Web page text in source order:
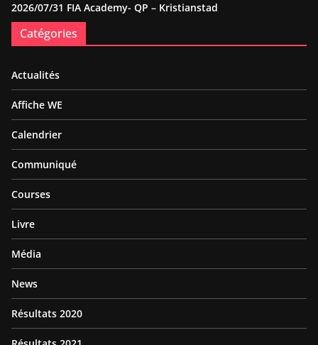
2026/07/31 FIA Academy- QP – Kristianstad
Catégories
Actualités
Affiche WE
Calendrier
Communiqué
Courses
Livre
Média
News
Résultats 2020